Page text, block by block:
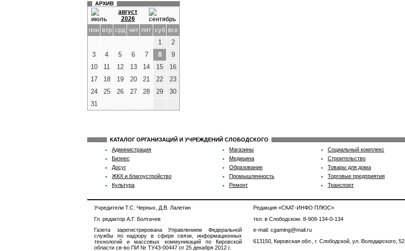
АРХИВ
август
2026
пон втр срд чет пят суб вск
1
2
3
4 5 6 7 8
9
10
11 12 13 14 15
16
17
18 19 20 21 22
23
24
25 26 27 28 29
30
31
КАТАЛОГ ОРГАНИЗАЦИЙ И УЧРЕЖДЕНИЙ СЛОБОДСКОГО
Администрация
Бизнес
Досуг
ЖКХ и благоустройство
Культура
Магазины
Медицина
Образование
Промышленность
Ремонт
Социальный комплекс
Строительство
Товары для дома
Торговые предприятия
Транспорт
Учредители Т.С. Черных, Д.В. Лалетин
Гл. редактор А.Г. Болтачев
Газета зарегистрирована Управлением Федеральной
службы по надзору в сфере связи, информационных
технологий и массовых коммуникаций по Кировской
области св-во ПИ № ТУ43-00447 от 25 декабря 2012 г.
Редакция «СКАТ-ИНФО ПЛЮС»
тел. в Слободском: 8-909-134-0-134
e-mail: cgaming@mail.ru
613150, Кировская обл., г. Слободской, ул. Володарского, 52